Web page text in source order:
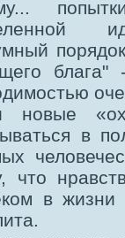
новые
в
что
в